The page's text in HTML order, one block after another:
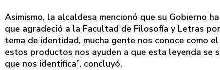
Asimismo, la alcaldesa mencionó que su Gobierno
que agradeció a la Facultad de Filosofía y Letras
tema de identidad, mucha gente nos conoce como
estos productos nos ayuden a que esta leyenda
que nos identifica”, concluyó.